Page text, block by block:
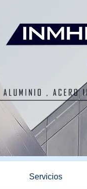
Servicios